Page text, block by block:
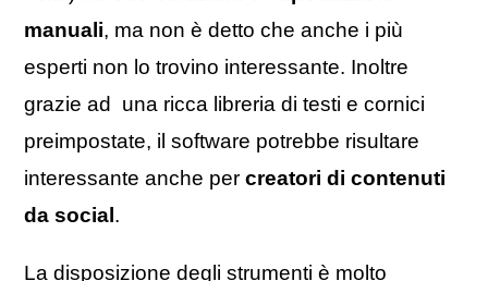
manuali, ma non è detto che anche i più
esperti non lo trovino interessante. Inoltre
grazie ad una ricca libreria di testi e cornici
preimpostate, il software potrebbe risultare
interessante anche per creatori di contenuti
da social .
La disposizione degli strumenti è molto